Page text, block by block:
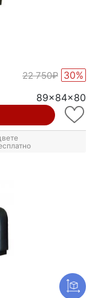
22 750₽ 30%
89x84x80